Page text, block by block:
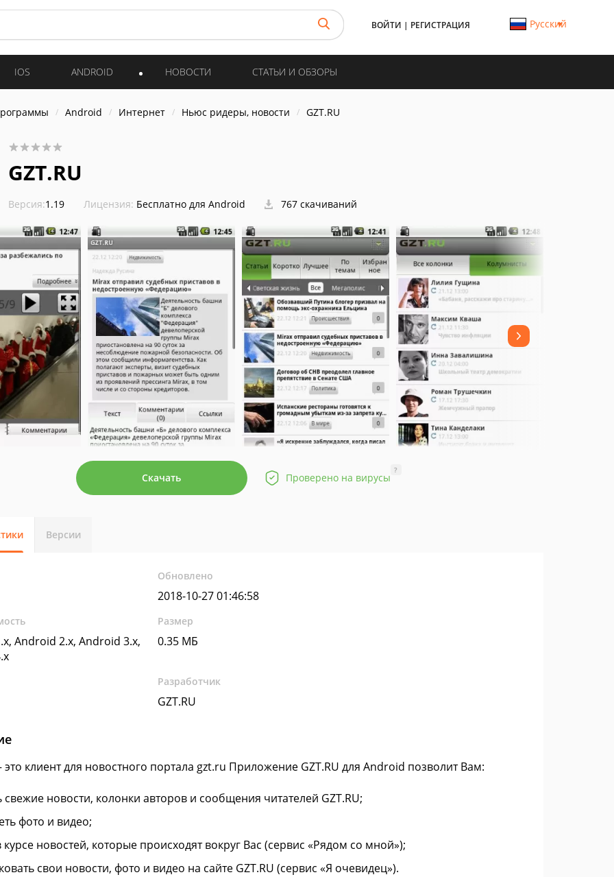
ВОЙТИ | РЕГИСТРАЦИЯ Русский
IOS ANDROID НОВОСТИ СТАТЬИ И ОБЗОРЫ
Android Интернет Ньюс ридеры, новости GZT.RU
GZT.RU
Версия:1.19 Лицензия: Бесплатно для Android 767 скачиваний
Скачать Проверено на вирусы
?
Версии
Обновлено
2018-10-27 01:46:58
Android 2.x, Android 3.x,
Размер
0.35 МБ
Разработчик
GZT.RU
это клиент для новостного портала gzt.ru Приложение GZT.RU для Android позволит Вам:
свежие новости, колонки авторов и сообщения читателей GZT.RU;
фото и видео;
курсе новостей, которые происходят вокруг Вас (сервис «Рядом со мной»);
свои новости, фото и видео на сайте GZT.RU (сервис «Я очевидец»).